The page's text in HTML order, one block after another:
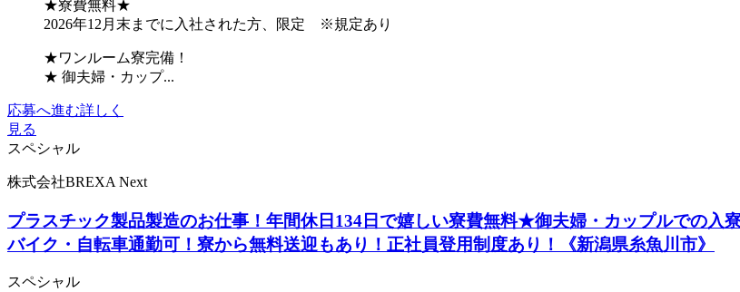
★寮費無料★
2026年12月末までに入社された方、限定 ※規定あり
★ワンルーム寮完備！
★ 御夫婦・カップ...
応募へ進む詳しく
見る
スペシャル
株式会社BREXA Next
プラスチック製品製造のお仕事！年間休日134日で嬉しい寮費無料★御夫婦・カップルでの入
バイク・自転車通勤可！寮から無料送迎もあり！正社員登用制度あり！《新潟県糸魚川市》
スペシャル